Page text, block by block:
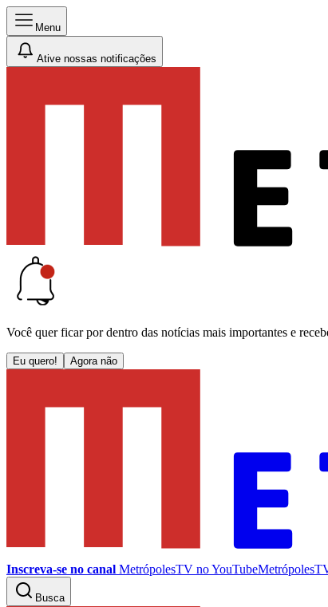
Menu
Ative nossas notificações
Você quer ficar por dentro das notícias mais importantes e
Eu quero! Agora não
Inscreva-se no canal MetrópolesTV noYouTube
Busca